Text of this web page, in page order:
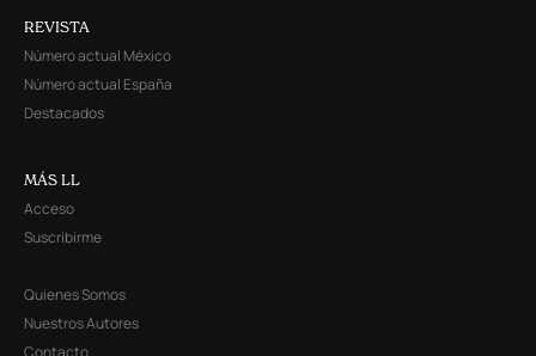
REVISTA
Número actual México
Número actual España
Destacados
MÁS LL
Acceso
Suscribirme
Quienes Somos
Nuestros Autores
Contacto